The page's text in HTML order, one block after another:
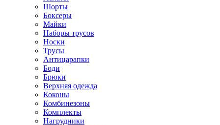
Шорты
Боксеры
Майки
Наборы трусов
Носки
Трусы
Антицарапки
Боди
Брюки
Верхняя одежда
Коконы
Комбинезоны
Комплекты
Нагрудники